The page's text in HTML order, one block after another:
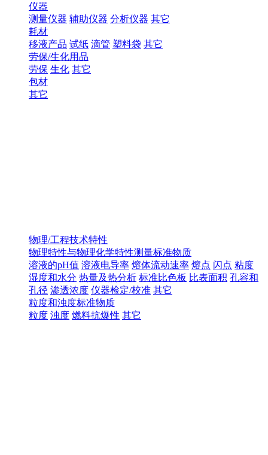
仪器
测量仪器 辅助仪器 分析仪器 其它
耗材
移液产品 试纸 滴管 塑料袋 其它
劳保/生化用品
劳保 生化 其它
包材
其它
物理/工程技术特性
物理特性与物理化学特性测量标准物质
溶液的pH值 溶液电导率 熔体流动速率 熔点 闪点 粘度
湿度和水分 热量及热分析 标准比色板 比表面积 孔容和
孔径 渗透浓度 仪器检定/校准 其它
粒度和浊度标准物质
粒度 浊度 燃料抗爆性 其它